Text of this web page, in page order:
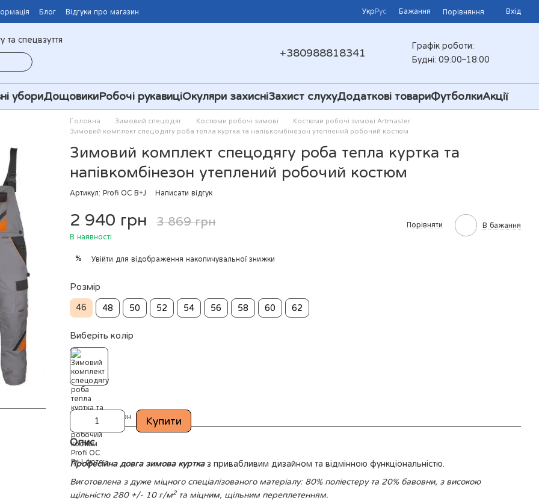
Блог Відгуки про магазин УкрРус Бажання Порівняння Вхід
та спецвзуття
+380988818341
Графік роботи:
Будні: 09:00–18:00
убориДощовикиРобочі рукавиціОкуляри захисніЗахист слухуДодаткові товариФутболкиАкції
Головна Зимовий спецодяг Костюми робочі зимові
Костюми робочі зимові Artmaster
Зимовий комплект спецодягу роба тепла куртка та напівкомбінезон утеплений робочий костюм
Зимовий комплект спецодягу роба тепла куртка та
напівкомбінезон утеплений робочий костюм
Артикул: Profi OC B+J Написати відгук
2 940 грн 3 869 грн
В наявності
Порівняти В бажання
% Увійти для відображення накопичувальної знижки
Розмір
46 48 50 52 54 56 58 60 62
Виберіть колір
Купити
Опис
Професійна довга зимова куртказ привабливим дизайном та відмінною функціональністю.
Виготовлена з дуже міцного спеціалізованого матеріалу: 80% поліестеру та 20% бавовни, з високою
щільністю 280 +/- 10 г/м2та міцним, щільним переплетенням.